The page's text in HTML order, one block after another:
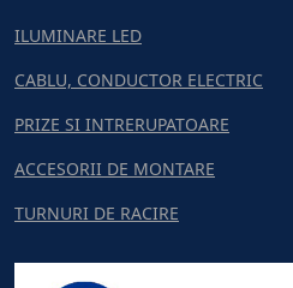
ILUMINARE LED
CABLU, CONDUCTOR ELECTRIC
PRIZE SI INTRERUPATOARE
ACCESORII DE MONTARE
TURNURI DE RACIRE